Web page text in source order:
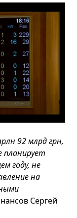
92 млрд грн,
планирует
году, не
на
Сергей